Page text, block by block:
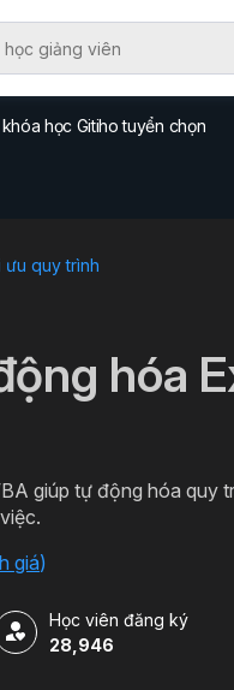
học Gitiho tuyển chọn
ưu quy trình
hóa
giúp tự động hóa quy
giá)
Học viên đăng ký
28,946